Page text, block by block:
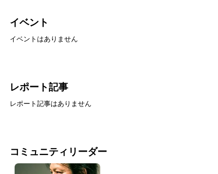
イベント
イベントはありません
レポート記事
レポート記事はありません
コミュニティリーダー